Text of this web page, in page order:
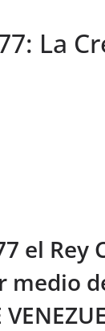
La
el Rey